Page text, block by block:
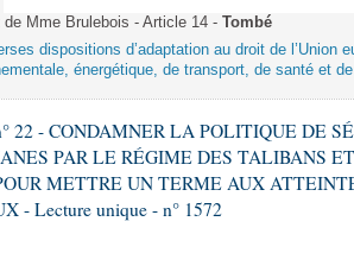
de Mme Brulebois - Article 14 - Tombé
dispositions d’adaptation au droit de l’Union
énergétique, de transport, de santé et
22 - CONDAMNER LA POLITIQUE DE
PAR LE RÉGIME DES TALIBANS
METTRE UN TERME AUX
- Lecture unique - n° 1572